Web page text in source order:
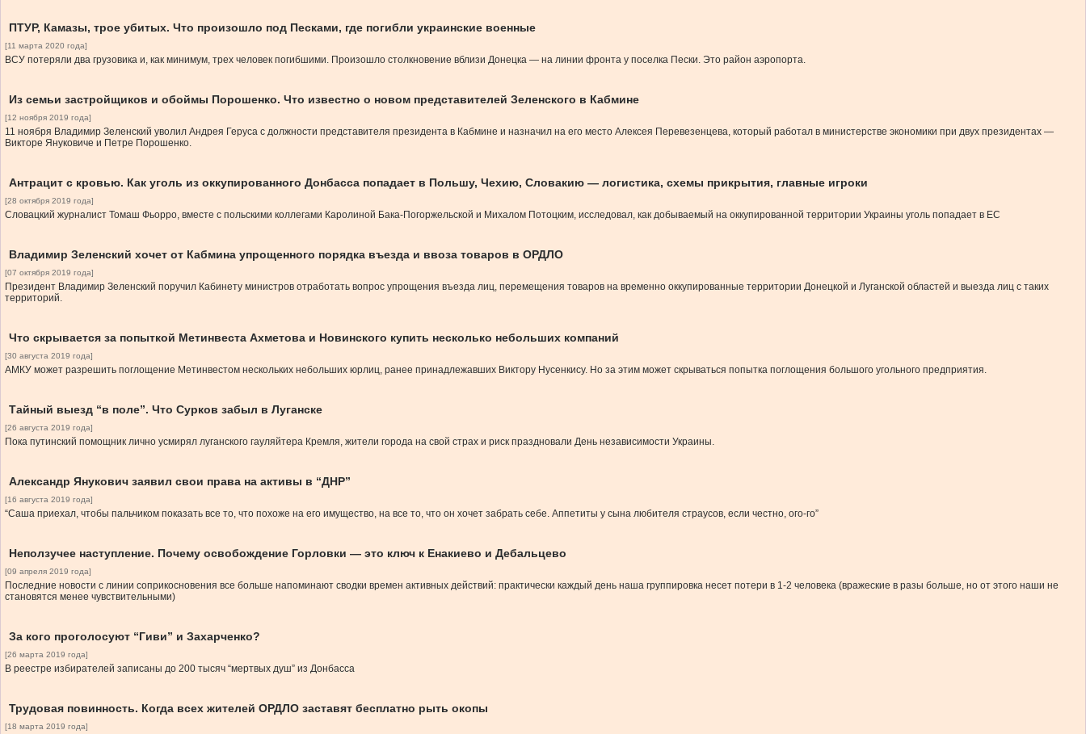
ПТУР, Камазы, трое убитых. Что произошло под Песками, где погибли украинские военные
[11 марта 2020 года]
ВСУ потеряли два грузовика и, как минимум, трех человек погибшими. Произошло столкновение вблизи Донецка — на линии фронта у поселка Пески. Это район аэропорта.
Из семьи застройщиков и обоймы Порошенко. Что известно о новом представителей Зеленского в Кабмине
[12 ноября 2019 года]
11 ноября Владимир Зеленский уволил Андрея Геруса с должности представителя президента в Кабмине и назначил на его место Алексея Перевезенцева, который работал в министерстве экономики при двух президентах —
Викторе Януковиче и Петре Порошенко.
Антрацит с кровью. Как уголь из оккупированного Донбасса попадает в Польшу, Чехию, Словакию — логистика, схемы прикрытия, главные игроки
[28 октября 2019 года]
Словацкий журналист Томаш Фьорро, вместе с польскими коллегами Каролиной Бака-Погоржельской и Михалом Потоцким, исследовал, как добываемый на оккупированной территории Украины уголь попадает в ЕС
Владимир Зеленский хочет от Кабмина упрощенного порядка въезда и ввоза товаров в ОРДЛО
[07 октября 2019 года]
Президент Владимир Зеленский поручил Кабинету министров отработать вопрос упрощения въезда лиц, перемещения товаров на временно оккупированные территории Донецкой и Луганской областей и выезда лиц с таких
территорий.
Что скрывается за попыткой Метинвеста Ахметова и Новинского купить несколько небольших компаний
[30 августа 2019 года]
АМКУ может разрешить поглощение Метинвестом нескольких небольших юрлиц, ранее принадлежавших Виктору Нусенкису. Но за этим может скрываться попытка поглощения большого угольного предприятия.
Тайный выезд “в поле”. Что Сурков забыл в Луганске
[26 августа 2019 года]
Пока путинский помощник лично усмирял луганского гауляйтера Кремля, жители города на свой страх и риск праздновали День независимости Украины.
Александр Янукович заявил свои права на активы в “ДНР”
[16 августа 2019 года]
“Саша приехал, чтобы пальчиком показать все то, что похоже на его имущество, на все то, что он хочет забрать себе. Аппетиты у сына любителя страусов, если честно, ого-го”
Неползучее наступление. Почему освобождение Горловки — это ключ к Енакиево и Дебальцево
[09 апреля 2019 года]
Последние новости с линии соприкосновения все больше напоминают сводки времен активных действий: практически каждый день наша группировка несет потери в 1-2 человека (вражеские в разы больше, но от этого наши не
становятся менее чувствительными)
За кого проголосуют “Гиви” и Захарченко?
[26 марта 2019 года]
В реестре избирателей записаны до 200 тысяч “мертвых душ” из Донбасса
Трудовая повинность. Когда всех жителей ОРДЛО заставят бесплатно рыть окопы
[18 марта 2019 года]